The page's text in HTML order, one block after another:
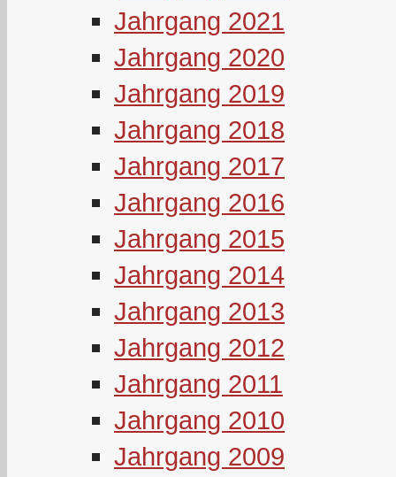
Jahrgang 2021
Jahrgang 2020
Jahrgang 2019
Jahrgang 2018
Jahrgang 2017
Jahrgang 2016
Jahrgang 2015
Jahrgang 2014
Jahrgang 2013
Jahrgang 2012
Jahrgang 2011
Jahrgang 2010
Jahrgang 2009